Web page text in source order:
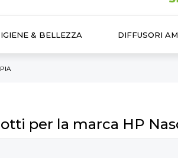
IGIENE & BELLEZZA DIFFUSORI
per la marca HP